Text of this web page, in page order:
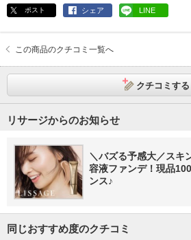
ポスト シェア LINE
この商品のクチコミ一覧へ
クチコミする
リサージからのお知らせ
＼バズる予感大／スキ
容液ファンデ！現品
ンス♪
同じおすすめ度のクチコミ